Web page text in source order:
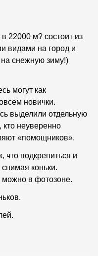
22000 м? состоит из
видами на город и
снежную зиму!)
могут как
новички.
выделили отдельную
кто неуверенно
«помощников».
что подкрепиться и
коньки.
можно в фотозоне.